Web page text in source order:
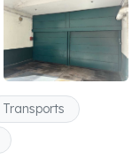
Transports